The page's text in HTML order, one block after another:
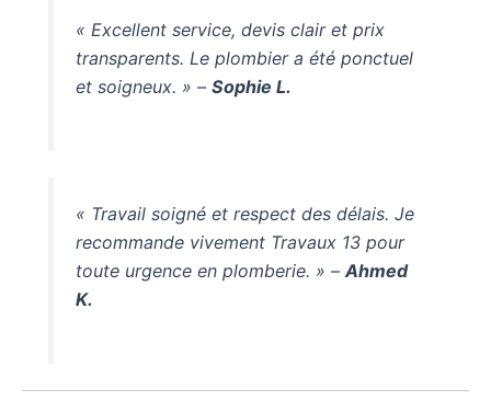
« Excellent service, devis clair et prix
transparents. Le plombier a été ponctuel
et soigneux. » –Sophie L.
« Travail soigné et respect des délais. Je
recommande vivement Travaux 13 pour
toute urgence en plomberie. » –Ahmed
K.